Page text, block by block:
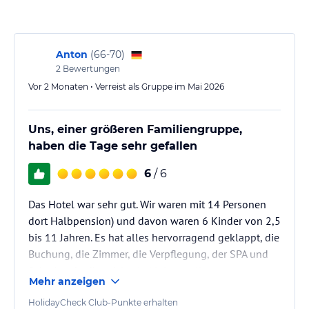
carte-Gäste
Erleben Sie haubenprämierte Kulinarik im Hotel Erzherzog
Johann! Unsere Küche wurde mit höchsten Auszeichnungen
gekrönt und garantiert Ihnen ein unvergessliches
haubenprämierten Gerichte.
s'Johann Wirtshaus - JUNGE AUSSEER WIRTSHAUSKULTUR
Bodenständige Speisen und ehrliche Hausmannskost aus der
nur Teil der Speisekarte, sondern werden aktiv gelebt.
Sport und Unterhaltung
SPA & Wellness - EINFACH WOHLFÜHLEN
teilweise mit Ausblick über die Stadt, zum Relaxen ein. Das
hauseigene Wellnessteam bietet Massagen aller Art, Packungen
Anton (66-70)
2 Bewertungen
Vor 2 Monaten • Verreist als Gruppe im Mai 2026
Uns, einer größeren Familiengruppe,
haben die Tage sehr gefallen
6 / 6
Das Hotel war sehr gut. Wir waren mit 14 Personen
dort Halbpension) und davon waren 6 Kinder von 2,5
bis 11 Jahren. Es hat alles hervorragend geklappt, die
Buchung, die Zimmer, die Verpflegung, der SPA und
Kinderspielzimmer und der Seminarraum, den wir
einen Tag für eine Familienfeier gebucht hatten.
Mehr anzeigen
HolidayCheck Club-Punkte erhalten